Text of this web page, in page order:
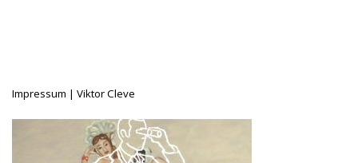
Impressum | Viktor Cleve